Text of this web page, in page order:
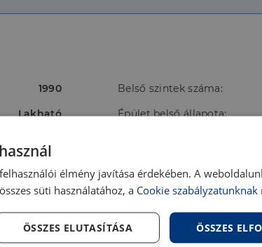
1990 Belső szintek száma:
Lakható Épület belső állapota:
megadva Víz:
belül Villany:
belül
élmény javítása érdekében. A
süti használatához, a Cookie szabályzatunknak
ÖSSZES
ÖSSZES ELUTASÍTÁSA